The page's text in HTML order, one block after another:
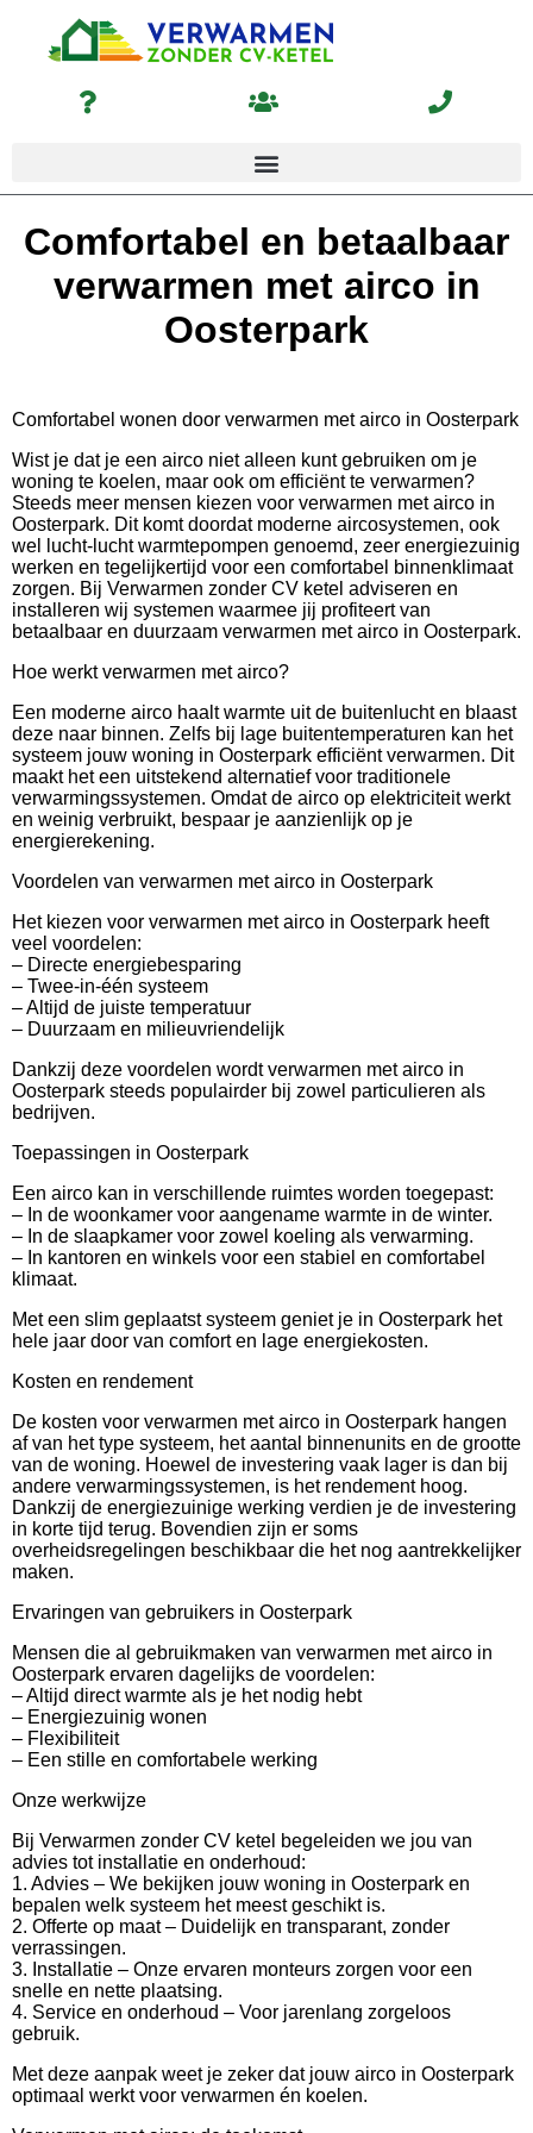
Comfortabel en betaalbaar
verwarmen met airco in
Oosterpark
Comfortabel wonen door verwarmen met airco in Oosterpark
Wist je dat je een airco niet alleen kunt gebruiken om je
woning te koelen, maar ook om efficiënt te verwarmen?
Steeds meer mensen kiezen voor verwarmen met airco in
Oosterpark. Dit komt doordat moderne aircosystemen, ook
wel lucht-lucht warmtepompen genoemd, zeer energiezuinig
werken en tegelijkertijd voor een comfortabel binnenklimaat
zorgen. Bij Verwarmen zonder CV ketel adviseren en
installeren wij systemen waarmee jij profiteert van
betaalbaar en duurzaam verwarmen met airco in Oosterpark.
Hoe werkt verwarmen met airco?
Een moderne airco haalt warmte uit de buitenlucht en blaast
deze naar binnen. Zelfs bij lage buitentemperaturen kan het
systeem jouw woning in Oosterpark efficiënt verwarmen. Dit
maakt het een uitstekend alternatief voor traditionele
verwarmingssystemen. Omdat de airco op elektriciteit werkt
en weinig verbruikt, bespaar je aanzienlijk op je
energierekening.
Voordelen van verwarmen met airco in Oosterpark
Het kiezen voor verwarmen met airco in Oosterpark heeft
veel voordelen:
– Directe energiebesparing
– Twee-in-één systeem
– Altijd de juiste temperatuur
– Duurzaam en milieuvriendelijk
Dankzij deze voordelen wordt verwarmen met airco in
Oosterpark steeds populairder bij zowel particulieren als
bedrijven.
Toepassingen in Oosterpark
Een airco kan in verschillende ruimtes worden toegepast:
– In de woonkamer voor aangename warmte in de winter.
– In de slaapkamer voor zowel koeling als verwarming.
– In kantoren en winkels voor een stabiel en comfortabel
klimaat.
Met een slim geplaatst systeem geniet je in Oosterpark het
hele jaar door van comfort en lage energiekosten.
Kosten en rendement
De kosten voor verwarmen met airco in Oosterpark hangen
af van het type systeem, het aantal binnenunits en de grootte
van de woning. Hoewel de investering vaak lager is dan bij
andere verwarmingssystemen, is het rendement hoog.
Dankzij de energiezuinige werking verdien je de investering
in korte tijd terug. Bovendien zijn er soms
overheidsregelingen beschikbaar die het nog aantrekkelijker
maken.
Ervaringen van gebruikers in Oosterpark
Mensen die al gebruikmaken van verwarmen met airco in
Oosterpark ervaren dagelijks de voordelen:
– Altijd direct warmte als je het nodig hebt
– Energiezuinig wonen
– Flexibiliteit
– Een stille en comfortabele werking
Onze werkwijze
Bij Verwarmen zonder CV ketel begeleiden we jou van
advies tot installatie en onderhoud:
1. Advies – We bekijken jouw woning in Oosterpark en
bepalen welk systeem het meest geschikt is.
2. Offerte op maat – Duidelijk en transparant, zonder
verrassingen.
3. Installatie – Onze ervaren monteurs zorgen voor een
snelle en nette plaatsing.
4. Service en onderhoud – Voor jarenlang zorgeloos
gebruik.
Met deze aanpak weet je zeker dat jouw airco in Oosterpark
optimaal werkt voor verwarmen én koelen.